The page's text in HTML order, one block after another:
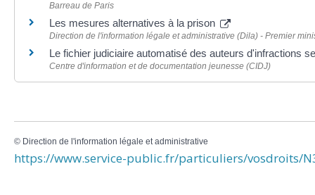
Barreau de Paris
Les mesures alternatives à la prison
Direction de l'information légale et administrative (Dila) - Premier
Le fichier judiciaire automatisé des auteurs d'infractions
Centre d'information et de documentation jeunesse (CIDJ)
© Direction de l'information légale et administrative
https://www.service-public.fr/particuliers/vosdroits/